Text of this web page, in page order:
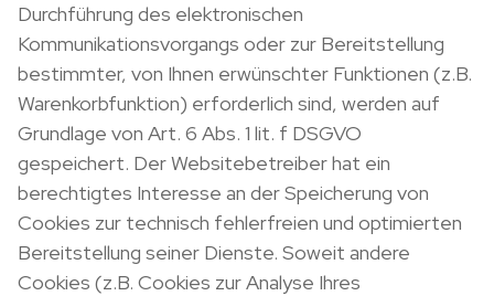
Durchführung des elektronischen
Kommunikationsvorgangs oder zur Bereitstellung
bestimmter, von Ihnen erwünschter Funktionen (z.B.
Warenkorbfunktion) erforderlich sind, werden auf
Grundlage von Art. 6 Abs. 1 lit. f DSGVO
gespeichert. Der Websitebetreiber hat ein
berechtigtes Interesse an der Speicherung von
Cookies zur technisch fehlerfreien und optimierten
Bereitstellung seiner Dienste. Soweit andere
Cookies (z.B. Cookies zur Analyse Ihres